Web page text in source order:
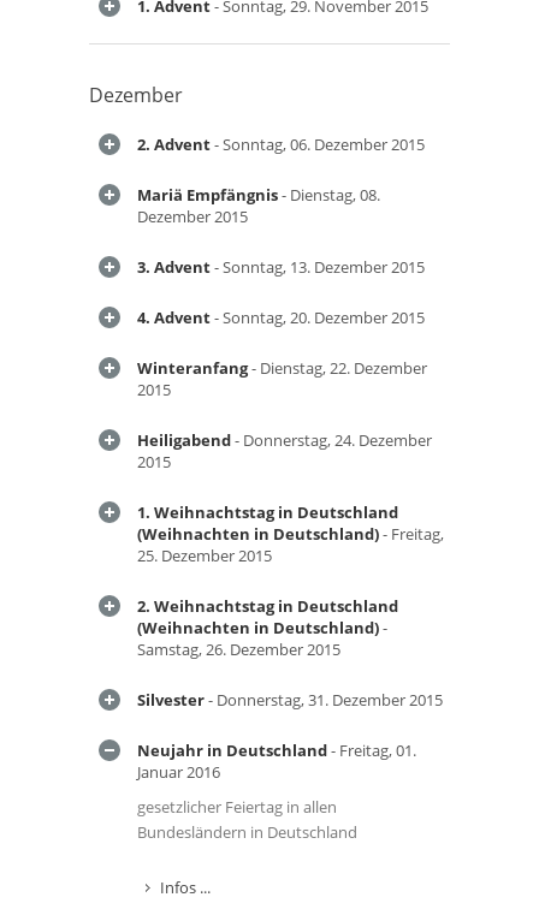
1. Advent- Sonntag, 29. November 2015
Dezember
2. Advent- Sonntag, 06. Dezember 2015
Mariä Empfängnis- Dienstag, 08.
Dezember 2015
3. Advent- Sonntag, 13. Dezember 2015
4. Advent- Sonntag, 20. Dezember 2015
Winteranfang- Dienstag, 22. Dezember
2015
Heiligabend- Donnerstag, 24. Dezember
2015
1. Weihnachtstag in Deutschland
(Weihnachten in Deutschland)- Freitag,
25. Dezember 2015
2. Weihnachtstag in Deutschland
(Weihnachten in Deutschland)-
Samstag, 26. Dezember 2015
Silvester- Donnerstag, 31. Dezember 2015
Neujahr in Deutschland- Freitag, 01.
Januar 2016
gesetzlicher Feiertag in allen
Bundesländern in Deutschland
Infos ...